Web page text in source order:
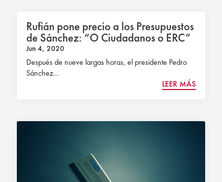
Rufián pone precio a los Presupuestos
de Sánchez: “O Ciudadanos o ERC”
Jun 4, 2020
Después de nueve largas horas, el presidente Pedro
Sánchez...
LEER MÁS